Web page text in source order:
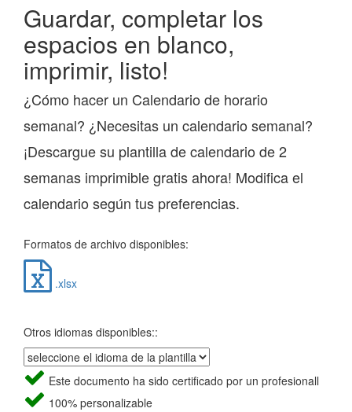
Guardar, completar los
espacios en blanco,
imprimir, listo!
¿Cómo hacer un Calendario de horario
semanal? ¿Necesitas un calendario semanal?
¡Descargue su plantilla de calendario de 2
semanas imprimible gratis ahora! Modifica el
calendario según tus preferencias.
Formatos de archivo disponibles:
.xlsx
Otros idiomas disponibles::
Este documento ha sido certificado por un profesionall
100% personalizable